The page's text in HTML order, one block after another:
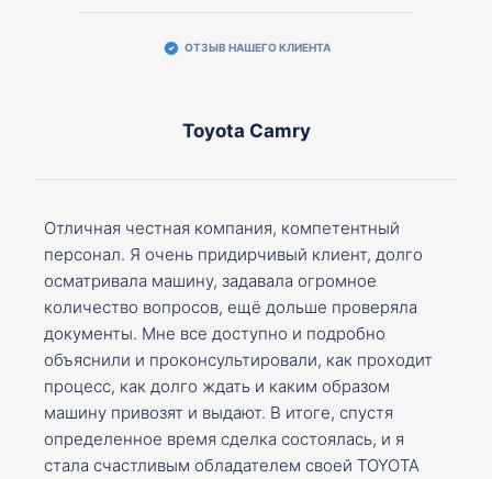
ОТЗЫВ НАШЕГО КЛИЕНТА
Toyota Camry
Отличная честная компания, компетентный
персонал. Я очень придирчивый клиент, долго
осматривала машину, задавала огромное
количество вопросов, ещё дольше проверяла
документы. Мне все доступно и подробно
объяснили и проконсультировали, как проходит
процесс, как долго ждать и каким образом
машину привозят и выдают. В итоге, спустя
определенное время сделка состоялась, и я
стала счастливым обладателем своей TOYOTA